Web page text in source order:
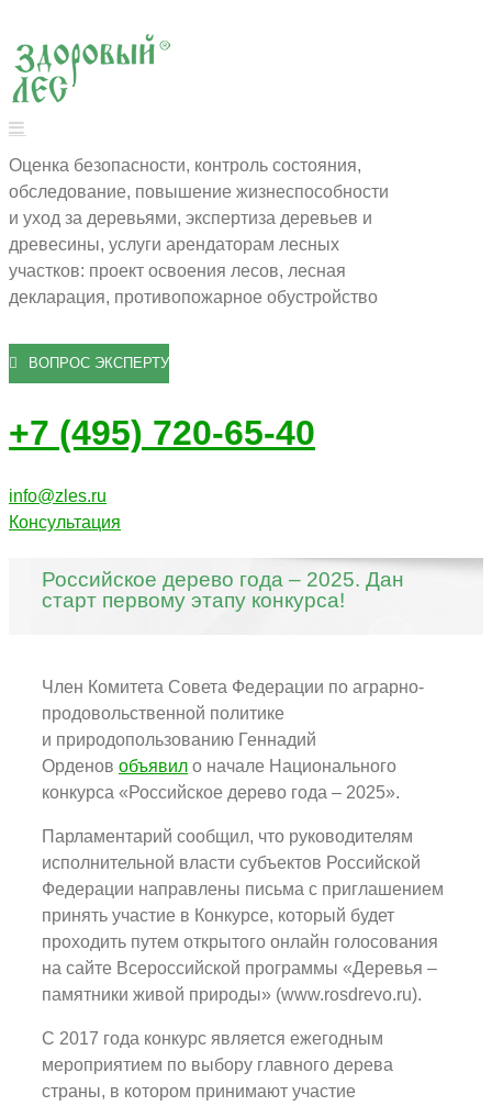
Оценка безопасности, контроль состояния,
обследование, повышение жизнеспособности
и уход за деревьями, экспертиза деревьев и
древесины, услуги арендаторам лесных
участков: проект освоения лесов, лесная
декларация, противопожарное обустройство
ВОПРОС ЭКСПЕРТУ
+7 (495) 720-65-40
info@zles.ru
Консультация
Российское дерево года – 2025. Дан
старт первому этапу конкурса!
Член Комитета Совета Федерации по аграрно-
продовольственной политике
и природопользованию Геннадий
Орденов объявил о начале Национального
конкурса «Российское дерево года – 2025».
Парламентарий сообщил, что руководителям
исполнительной власти субъектов Российской
Федерации направлены письма с приглашением
принять участие в Конкурсе, который будет
проходить путем открытого онлайн голосования
на сайте Всероссийской программы «Деревья –
памятники живой природы» (www.rosdrevo.ru).
С 2017 года конкурс является ежегодным
мероприятием по выбору главного дерева
страны, в котором принимают участие